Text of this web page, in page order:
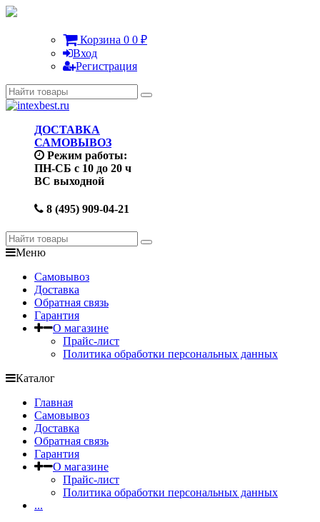
Корзина 0 0 ₽
Вход
Регистрация
ДОСТАВКА
САМОВЫВОЗ
Режим работы:
ПН-СБ с 10 до 20 ч
ВС выходной
8 (495) 909-04-21
Меню
Самовывоз
Доставка
Обратная связь
Гарантия
О магазине
Прайс-лист
Политика обработки персональных данных
Каталог
Главная
Самовывоз
Доставка
Обратная связь
Гарантия
О магазине
Прайс-лист
Политика обработки персональных данных
...